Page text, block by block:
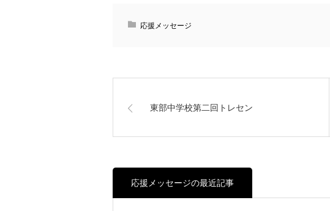
応援メッセージ
東部中学校第二回トレセン
応援メッセージの最近記事